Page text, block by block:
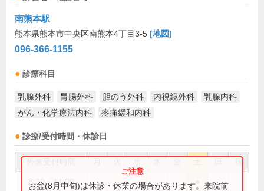
南熊本駅
熊本県熊本市中央区南熊本4丁目3-5 [地図]
096-366-1155
診療科目
乳腺外科 胃腸外科 胆のう外科 内視鏡外科
乳腺内科
がん・化学療法内科
疼痛緩和内科
診療/受付時間・休診日
祝
8:30～11:00
お盆(8月中旬)は休診・休業の場合があります。来院前